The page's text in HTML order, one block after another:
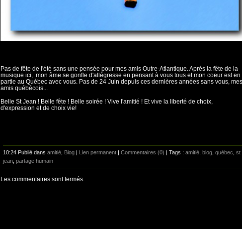
Pas de fête de l'été sans une pensée pour mes amis Outre-Atlantique. Après la fête de la
musique ici, mon âme se gonfle d'allégresse en pensant à vous tous et mon coeur est en
partie au Québec avec vous. Pas de 24 Juin depuis ces dernières années sans vous, mes
amis québécois...
Belle St Jean ! Belle fête ! Belle soirée ! Vive l'amitié ! Et vive la liberté de choix,
d'expression et de choix vie!
10:24 Publié dans amitié, Blog Lien permanent Commentaires (0) | Tags : amitié, blog, québec, st
jean, partage humain
Les commentaires sont fermés.